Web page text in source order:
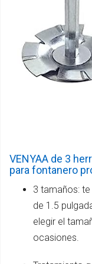
VENYAA de 3
para fontanero
3 tamaños:
de 1.5
elegir el
ocasiones.